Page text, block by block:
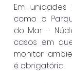
Em
como o
do Mar –
casos em
monitor
é obrigatória.